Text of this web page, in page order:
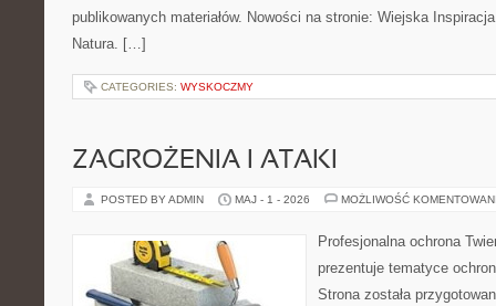
publikowanych materiałów. Nowości na stronie: Wiejska
Natura. […]
CATEGORIES: WYSKOCZMY
ZAGROŻENIA I ATAKI
POSTED BY ADMIN MAJ - 1 - 2026 MOŻLIWOŚĆ
Profesjonalna ochrona
prezentuje tematyce
Strona została